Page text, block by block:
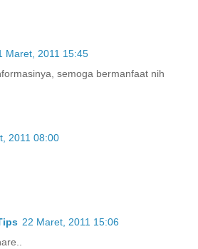
Maret, 2011 15:45
semoga bermanfaat nih
2011 08:00
22 Maret, 2011 15:06